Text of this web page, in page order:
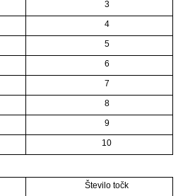
3
4
5
6
7
8
9
10
Število točk